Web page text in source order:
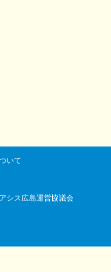
いて
シス広島運営協議会